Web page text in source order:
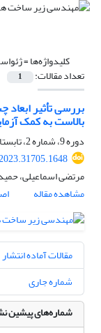
کلیدواژه‌ها =
تعداد مقالات: 1
بررسی تأثیر
بالاست به کمک
دوره 9، شماره 2، تابستان 1402، صفحه
مرتضی اسماعیلی،
مشاهده مقاله
مقالات آماده انتشار
شماره جاری
شماره‌های پیشین